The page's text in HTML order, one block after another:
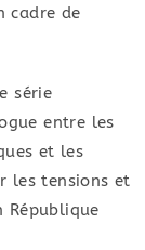
cadre de
série
entre les
et les
les tensions et
République